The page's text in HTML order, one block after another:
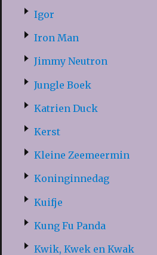
Igor
Iron Man
Jimmy Neutron
Jungle Boek
Katrien Duck
Kerst
Kleine Zeemeermin
Koninginnedag
Kuifje
Kung Fu Panda
Kwik, Kwek en Kwak